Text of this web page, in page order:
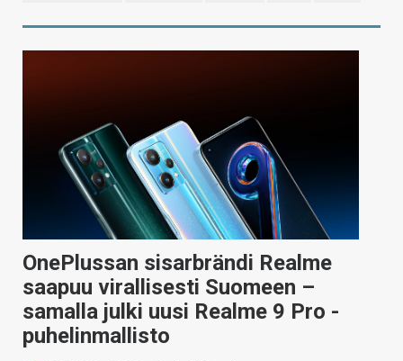
OnePlussan sisarbrändi Realme
saapuu virallisesti Suomeen –
samalla julki uusi Realme 9 Pro -
puhelinmallisto